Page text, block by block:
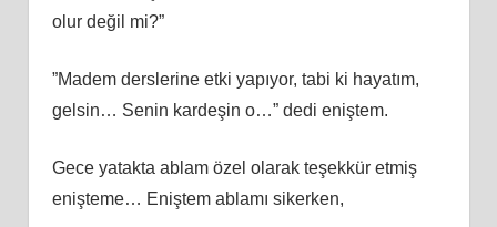
olur değil mi?”
”Madem derslerine etki yapıyor, tabi ki hayatım,
gelsin… Senin kardeşin o…” dedi eniştem.
Gece yatakta ablam özel olarak teşekkür etmiş
enişteme… Eniştem ablamı sikerken,